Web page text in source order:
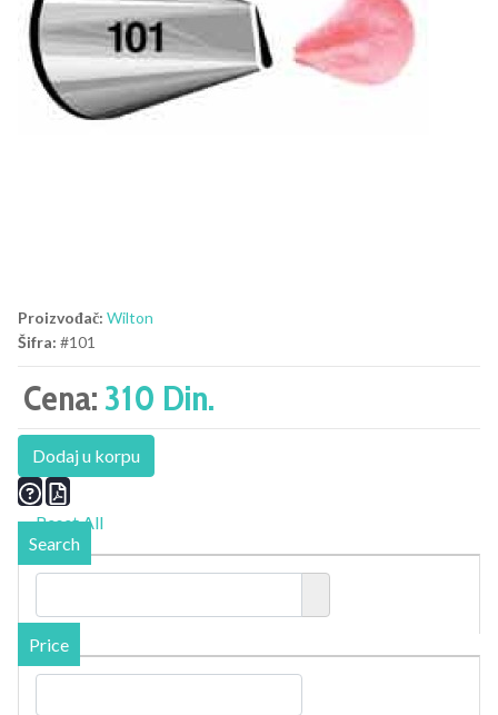
Proizvođač: Wilton
Šifra: #101
Cena:310 Din.
Dodaj u korpu
Reset All
Search
Price